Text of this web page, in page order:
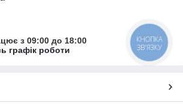
з 09:00 до 18:00
графік роботи
КНОПКА
ЗВ'ЯЗКУ